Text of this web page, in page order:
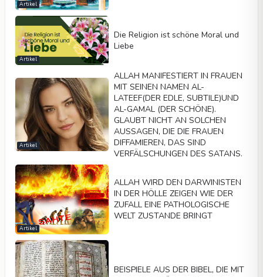
Artikel
Artikel
Die Religion ist schöne Moral und
Liebe
Artikel
ALLAH MANIFESTIERT IN FRAUEN
MIT SEINEN NAMEN AL-
LATEEF(DER EDLE, SUBTILE)UND
AL-GAMAL (DER SCHÖNE).
GLAUBT NICHT AN SOLCHEN
AUSSAGEN, DIE DIE FRAUEN
DIFFAMIEREN, DAS SIND
VERFÄLSCHUNGEN DES SATANS.
Artikel
ALLAH WIRD DEN DARWINISTEN
IN DER HÖLLE ZEIGEN WIE DER
ZUFALL EINE PATHOLOGISCHE
WELT ZUSTANDE BRINGT
BEISPIELE AUS DER BIBEL, DIE MIT